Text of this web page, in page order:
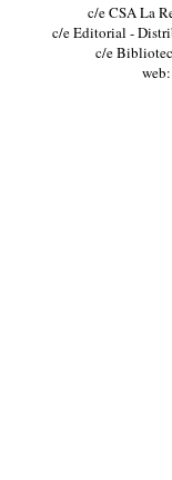
c/e CSA La
c/e Editorial -
c/e